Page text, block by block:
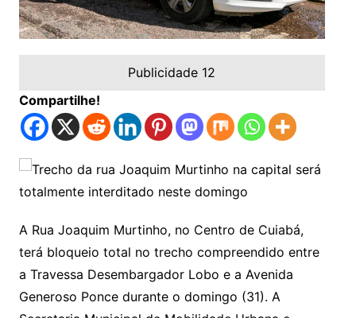
Publicidade 12
Compartilhe!
A Rua Joaquim Murtinho, no Centro de Cuiabá,
terá bloqueio total no trecho compreendido entre
a Travessa Desembargador Lobo e a Avenida
Generoso Ponce durante o domingo (31). A